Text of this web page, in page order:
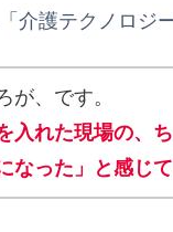
介護テクノロジ
が、です。
入れた現場の、ち
なった」と感じ